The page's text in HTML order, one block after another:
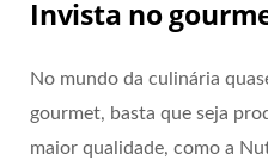
Invista no
No mundo da culinária
gourmet, basta que seja
maior qualidade, como a